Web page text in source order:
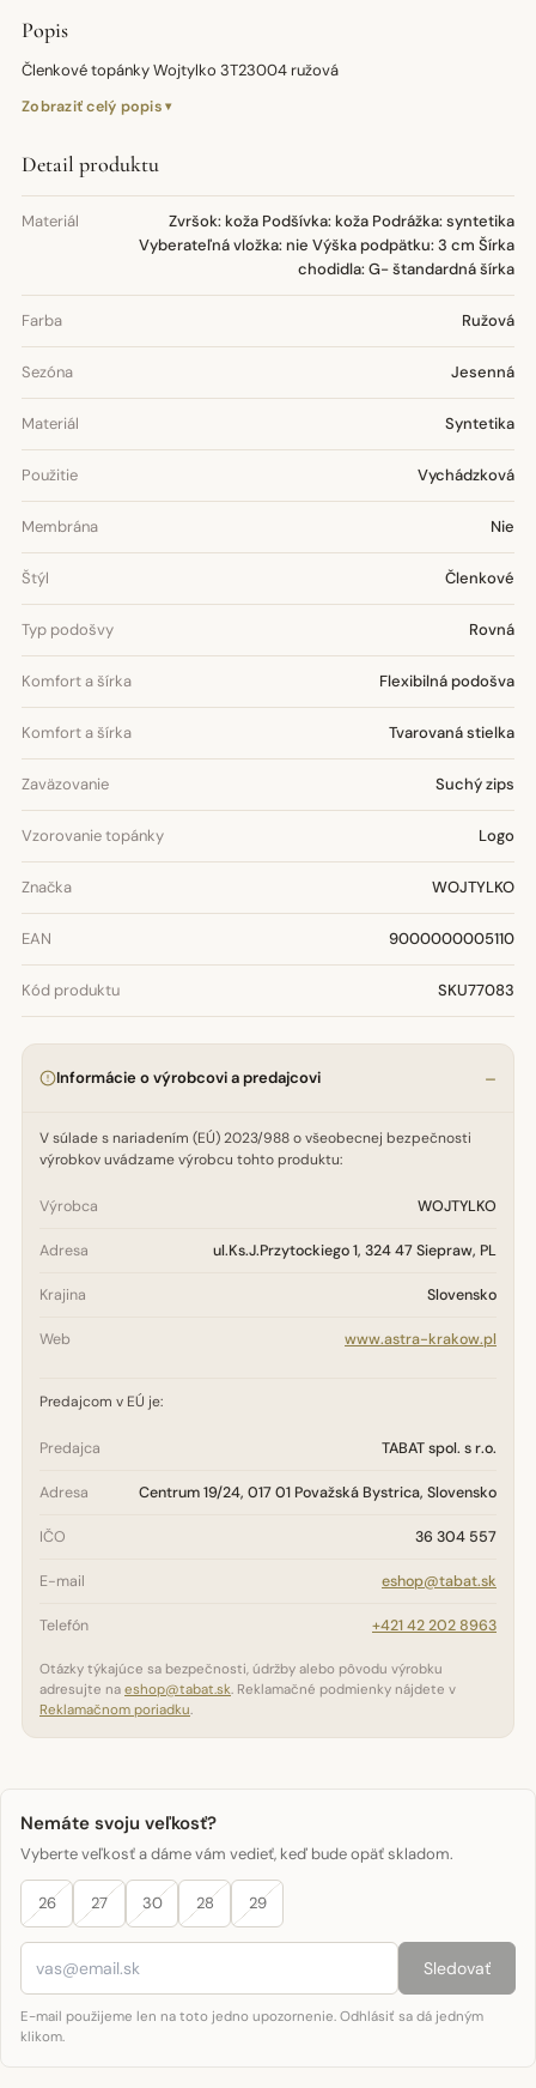
Popis
Členkové topánky Wojtylko 3T23004 ružová
Zobraziť celý popis
Detail produktu
Materiál
Zvršok: koža Podšívka: koža Podrážka: syntetika
Vyberateľná vložka: nie Výška podpätku: 3 cm Šírka
chodidla: G- štandardná šírka
Farba Ružová
Sezóna Jesenná
Materiál Syntetika
Použitie Vychádzková
Membrána Nie
Štýl Členkové
Typ podošvy Rovná
Komfort a šírka Flexibilná podošva
Komfort a šírka Tvarovaná stielka
Zaväzovanie Suchý zips
Vzorovanie topánky Logo
Značka WOJTYLKO
EAN 9000000005110
Kód produktu SKU77083
Informácie o výrobcovi a predajcovi
V súlade s nariadením (EÚ) 2023/988 o všeobecnej bezpečnosti
výrobkov uvádzame výrobcu tohto produktu:
Výrobca WOJTYLKO
Adresa ul.Ks.J.Przytockiego 1, 324 47 Siepraw, PL
Krajina Slovensko
Web www.astra-krakow.pl
Predajcom v EÚ je:
Predajca TABAT spol. s r.o.
Adresa Centrum 19/24, 017 01 Považská Bystrica, Slovensko
IČO 36 304 557
E-mail eshop@tabat.sk
Telefón +421 42 202 8963
Otázky týkajúce sa bezpečnosti, údržby alebo pôvodu výrobku
adresujte na eshop@tabat.sk. Reklamačné podmienky nájdete v
Reklamačnom poriadku.
Nemáte svoju veľkosť?
Vyberte veľkosť a dáme vám vedieť, keď bude opäť skladom.
26 27 30 28 29
Sledovať
E-mail použijeme len na toto jedno upozornenie. Odhlásiť sa dá jedným
klikom.